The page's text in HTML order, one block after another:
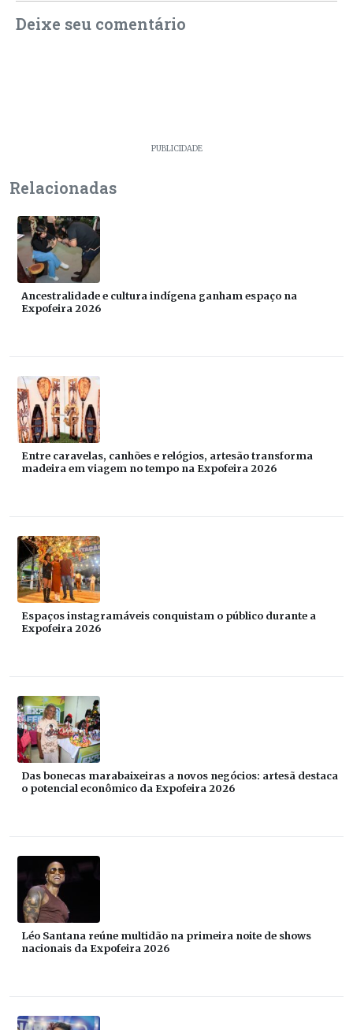
Deixe seu comentário
PUBLICIDADE
Relacionadas
Ancestralidade e cultura indígena ganham espaço na
Expofeira 2026
Entre caravelas, canhões e relógios, artesão transforma
madeira em viagem no tempo na Expofeira 2026
Espaços instagramáveis conquistam o público durante a
Expofeira 2026
Das bonecas marabaixeiras a novos negócios: artesã destaca
o potencial econômico da Expofeira 2026
Léo Santana reúne multidão na primeira noite de shows
nacionais da Expofeira 2026